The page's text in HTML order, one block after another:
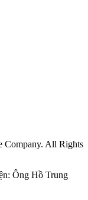
Company. All Rights
Ông Hồ Trung